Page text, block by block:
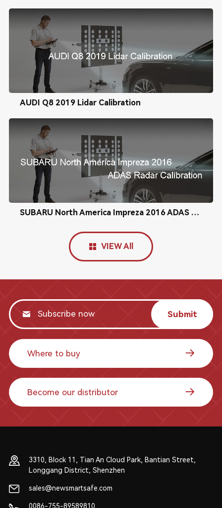
AUDI Q8 2019 Lidar Calibration
SUBARU North America Impreza 2016 ADAS Radar Calibration
VIEW All
Submit
Where to buy
Become our distributor
3310, Block 11, Tian An Cloud Park, Bantian Street,
Longgang District, Shenzhen
sales@newsmartsafe.com
0086-755-89589810